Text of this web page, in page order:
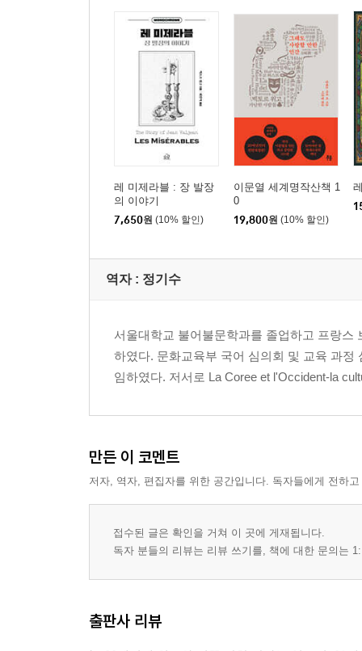
레 미제라블 : 장 발장
의 이야기
7,650원 (10% 할인)
이문열 세계명작산책 1
0
19,800원 (10% 할인)
역자 : 정기수
서울대학교 불어불문학과를 졸업하고 프랑
하였다. 문화교육부 국어 심의회 및 교육 과
임하였다. 저서로 La Coree et l'Occident-la
만든 이 코멘트
저자, 역자, 편집자를 위한 공간입니다. 독자들에게 전하
접수된 글은 확인을 거쳐 이 곳에 게재됩니다.
독자 분들의 리뷰는 리뷰 쓰기를, 책에 대한 문의는
출판사 리뷰